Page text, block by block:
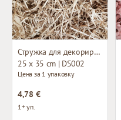
Стружка для декорирования
25 x 35 cm | DS002
Цена за 1 упаковку
4,78 €
1+ уп.